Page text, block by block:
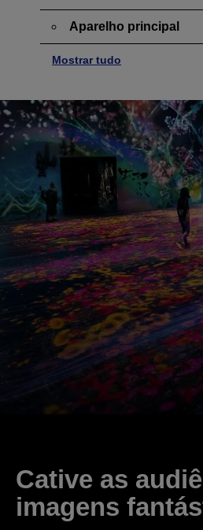
Aparelho principal
Mostrar tudo
Cative as
imagens